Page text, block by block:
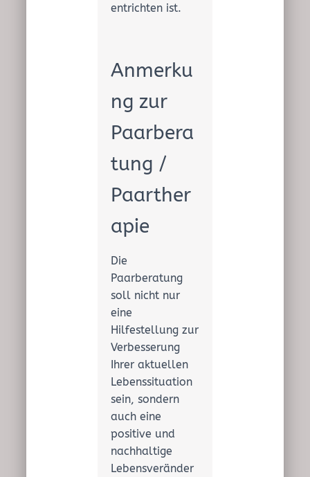
entrichten ist.
Anmerku
ng zur
Paarbera
tung /
Paarther
apie
Die
Paarberatung
soll nicht nur
eine
Hilfestellung zur
Verbesserung
Ihrer aktuellen
Lebenssituation
sein, sondern
auch eine
positive und
nachhaltige
Lebensveränder